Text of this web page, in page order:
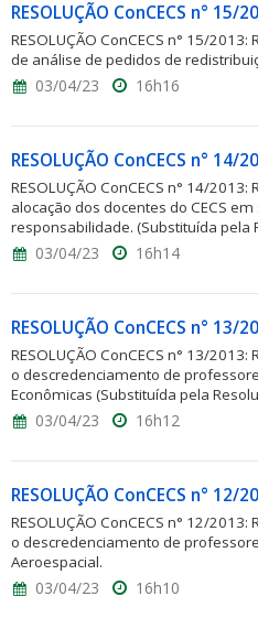
RESOLUÇÃO ConCECS n° 15/
RESOLUÇÃO ConCECS n° 15/
de análise de pedidos de
03/04/23 16h16
RESOLUÇÃO ConCECS n° 14/
RESOLUÇÃO ConCECS n° 14/
alocação dos docentes do CECS
responsabilidade. (Substituída pela
03/04/23 16h14
RESOLUÇÃO ConCECS n° 13/
RESOLUÇÃO ConCECS n° 13/
o descredenciamento de
Econômicas (Substituída pela
03/04/23 16h12
RESOLUÇÃO ConCECS n° 12/
RESOLUÇÃO ConCECS n° 12/
o descredenciamento de
Aeroespacial.
03/04/23 16h10